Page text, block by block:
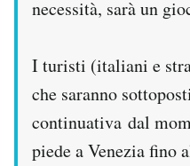
necessità, sarà un
I turisti (italiani e
che saranno
continuativa dal
piede a Venezia fino